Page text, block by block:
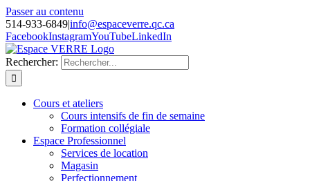
Passer au contenu
514-933-6849|info@espaceverre.qc.ca
FacebookInstagramYouTubeLinkedIn
Rechercher:
Cours et ateliers
Cours intensifs de fin de semaine
Formation collégiale
Espace Professionnel
Services de location
Magasin
Perfectionnement